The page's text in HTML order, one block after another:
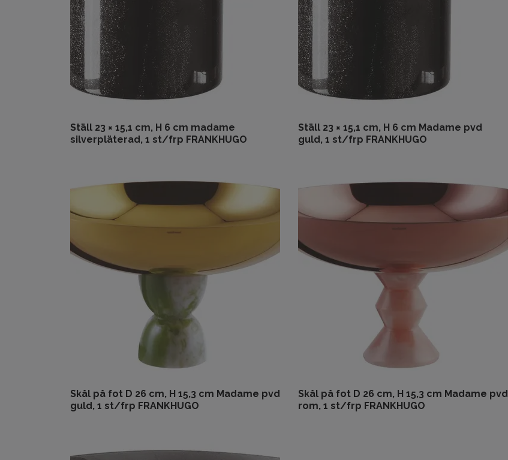
Ställ 23 × 15,1 cm, H 6 cm madame
silverpläterad, 1 st/frp FRANKHUGO
Ställ 23 × 15,1 cm, H 6 cm Madame pvd
guld, 1 st/frp FRANKHUGO
Skål på fot D 26 cm, H 15,3 cm Madame pvd
guld, 1 st/frp FRANKHUGO
Skål på fot D 26 cm, H 15,3 cm Madame pvd
rom, 1 st/frp FRANKHUGO